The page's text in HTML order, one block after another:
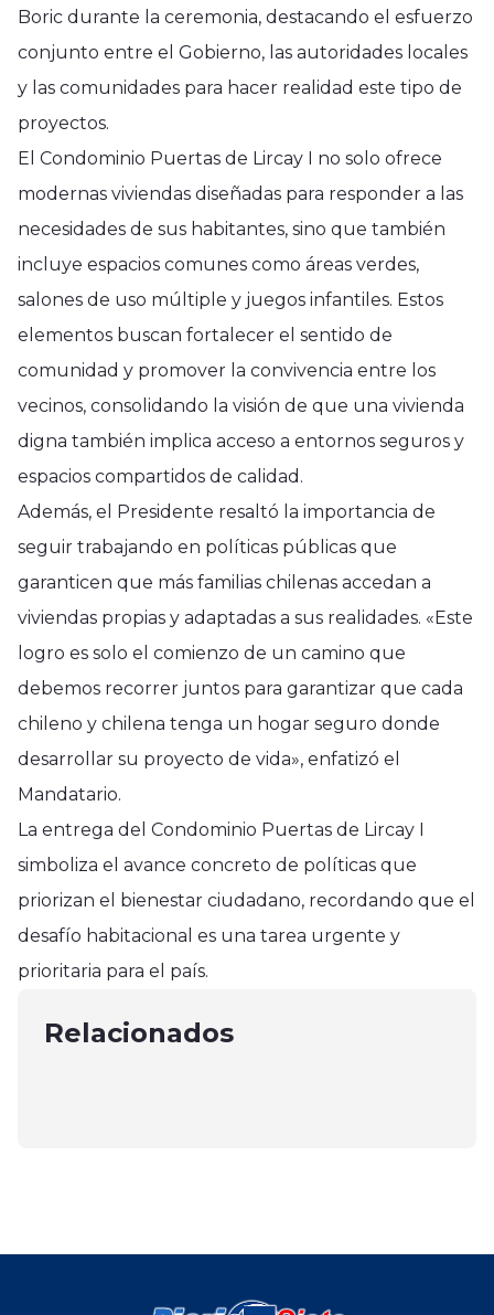
Boric durante la ceremonia, destacando el esfuerzo
conjunto entre el Gobierno, las autoridades locales
y las comunidades para hacer realidad este tipo de
proyectos.
El Condominio Puertas de Lircay I no solo ofrece
modernas viviendas diseñadas para responder a las
necesidades de sus habitantes, sino que también
incluye espacios comunes como áreas verdes,
salones de uso múltiple y juegos infantiles. Estos
elementos buscan fortalecer el sentido de
comunidad y promover la convivencia entre los
vecinos, consolidando la visión de que una vivienda
digna también implica acceso a entornos seguros y
espacios compartidos de calidad.
Además, el Presidente resaltó la importancia de
seguir trabajando en políticas públicas que
garanticen que más familias chilenas accedan a
viviendas propias y adaptadas a sus realidades. «Este
logro es solo el comienzo de un camino que
debemos recorrer juntos para garantizar que cada
chileno y chilena tenga un hogar seguro donde
desarrollar su proyecto de vida», enfatizó el
Mandatario.
La entrega del Condominio Puertas de Lircay I
simboliza el avance concreto de políticas que
priorizan el bienestar ciudadano, recordando que el
desafío habitacional es una tarea urgente y
prioritaria para el país.
Relacionados
Región del Maule
SLEP Maule Costa diagnostica en
mayo a todos los estudiantes de 2°
mayo 10, 2025
Región del Maule
del Maule
del Tren de Aragua que mataron a